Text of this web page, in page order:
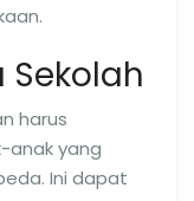
Sekolah
harus
anak yang
Ini dapat